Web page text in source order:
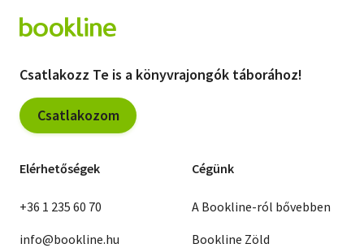
Csatlakozz Te is a könyvrajongók táborához!
Csatlakozom
Elérhetőségek
+36 1 235 60 70
info@bookline.hu
Cégünk
A Bookline-ról bővebben
Bookline Zöld